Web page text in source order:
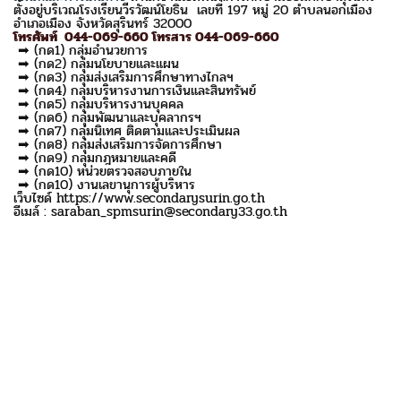
ตั้งอยู่บริเวณโรงเรียนวีรวัฒน์โยธิน เลขที่ 197 หมู่ 20 ตำบลนอกเมือง
อำเภอเมือง จังหวัดสุรินทร์ 32000
โทรศัพท์ 044-069-660 โทรสาร 044-069-660
➡ (กด1) กลุ่มอำนวยการ
➡ (กด2) กลุ่มนโยบายและแผน
➡ (กด3) กลุ่มส่งเสริมการศึกษาทางไกลฯ
➡ (กด4) กลุ่มบริหารงานการเงินและสินทรัพย์
➡ (กด5) กลุ่มบริหารงานบุคคล
➡ (กด6) กลุ่มพัฒนาและบุคลากรฯ
➡ (กด7) กลุ่มนิเทศ ติดตามและประเมินผล
➡ (กด8) กลุ่มส่งเสริมการจัดการศึกษา
➡ (กด9) กลุ่มกฎหมายและคดี
➡ (กด10) หน่วยตรวจสอบภายใน
➡ (กด10) งานเลขานุการผู้บริหาร
เว็บไซด์ https://www.secondarysurin.go.th
อีเมล์ : saraban_spmsurin@secondary33.go.th